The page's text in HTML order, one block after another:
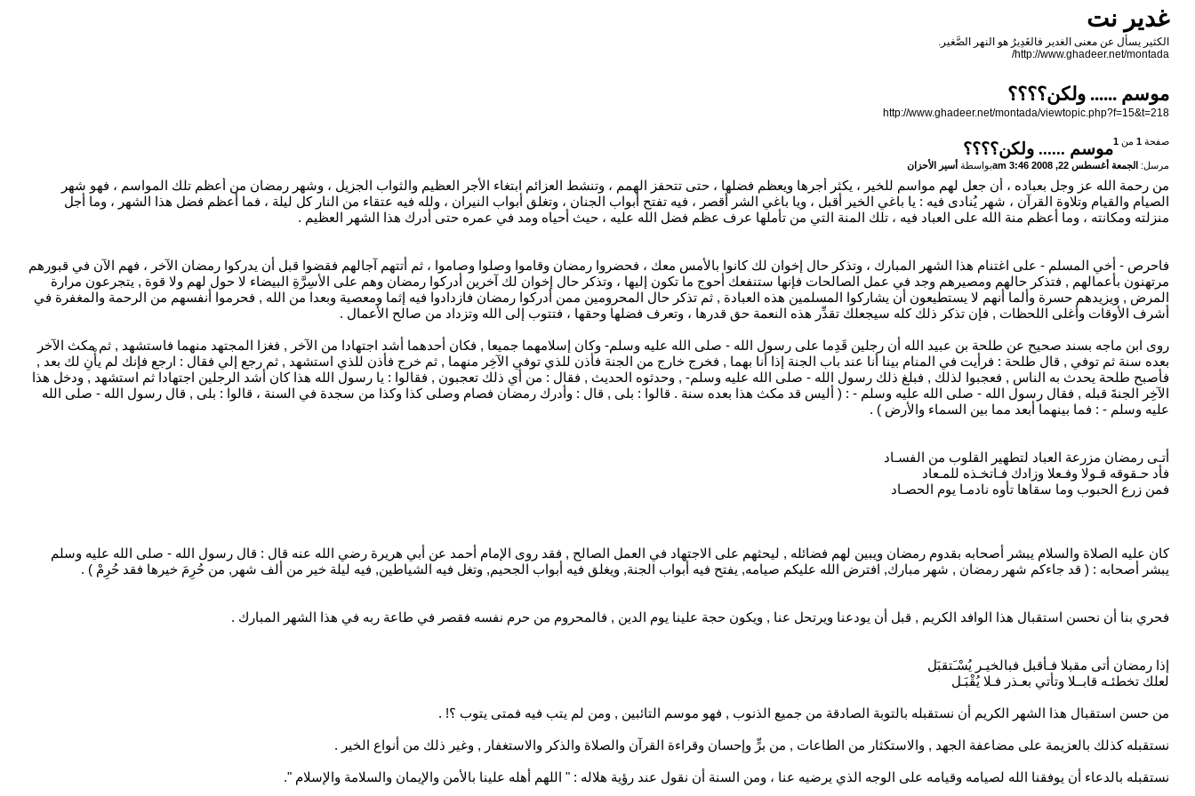
غدير نت
الكثير يسأل عن معنى الغدير فالغَدِيرُ هو النهر الصَّغير.
http://www.ghadeer.net/montada/
موسم ...... ولكن؟؟؟؟
http://www.ghadeer.net/montada/viewtopic.php?f=15&t=218
صفحة1 من1موسم ...... ولكن؟؟؟؟
مرسل:الجمعة أغسطس 22, 2008 3:46 am بواسطةأسير الأحزان
من رحمة الله عز وجل بعباده ، أن جعل لهم مواسم للخير ، يكثر أجرها ويعظم فضلها ، حتى تتحفز الهمم ، وتنشط العزائم ابتغاء الأجر العظيم والثواب الجزيل ، وشهر رمضان من أعظم تلك المواسم ، فهو شهر
الصيام والقيام وتلاوة القرآن ، شهر يُنادى فيه : يا باغي الخير أقبل ، ويا باغي الشر أقصر ، فيه تفتح أبواب الجنان ، وتغلق أبواب النيران ، ولله فيه عتقاء من النار كل ليلة ، فما أعظم فضل هذا الشهر ، وما أجل
منزلته ومكانته ، وما أعظم منة الله على العباد فيه ، تلك المنة التي من تأملها عرف عظم فضل الله عليه ، حيث أحياه ومد في عمره حتى أدرك هذا الشهر العظيم .
فاحرص - أخي المسلم - على اغتنام هذا الشهر المبارك ، وتذكر حال إخوان لك كانوا بالأمس معك ، فحضروا رمضان وقاموا وصلوا وصاموا ، ثم أتتهم آجالهم فقضوا قبل أن يدركوا رمضان الآخر ، فهم الآن في قبورهم
مرتهنون بأعمالهم , فتذكر حالهم ومصيرهم وجد في عمل الصالحات فإنها ستنفعك أحوج ما تكون إليها ، وتذكر حال إخوان لك آخرين أدركوا رمضان وهم على الأسِرَّةِ البيضاء لا حول لهم ولا قوة , يتجرعون مرارة
المرض , ويزيدهم حسرة وألما أنهم لا يستطيعون أن يشاركوا المسلمين هذه العبادة , ثم تذكر حال المحرومين ممن أدركوا رمضان فازدادوا فيه إثما ومعصية وبعدا من الله , فحرموا أنفسهم من الرحمة والمغفرة في
أشرف الأوقات وأغلى اللحظات , فإن تذكر ذلك كله سيجعلك تقدِّر هذه النعمة حق قدرها ، وتعرف فضلها وحقها ، فتتوب إلى الله وتزداد من صالح الأعمال .
روى ابن ماجه بسند صحيح عن طلحة بن عبيد الله أن رجلين قَدِما على رسول الله - صلى الله عليه وسلم- وكان إسلامهما جميعا , فكان أحدهما أشد اجتهادا من الآخر , فغزا المجتهد منهما فاستشهد , ثم مكث الآخر
بعده سنة ثم توفي , قال طلحة : فرأيت في المنام بينا أنا عند باب الجنة إذا أنا بهما , فخرج خارج من الجنة فأذن للذي توفي الآخِر منهما , ثم خرج فأذن للذي استشهد , ثم رجع إلي فقال : ارجع فإنك لم يأْنِ لك بعد ,
فأصبح طلحة يحدث به الناس , فعجبوا لذلك , فبلغ ذلك رسول الله - صلى الله عليه وسلم- , وحدثوه الحديث , فقال : من أي ذلك تعجبون , فقالوا : يا رسول الله هذا كان أشد الرجلين اجتهادا ثم استشهد , ودخل هذا
الآخِر الجنةَ قبله , فقال رسول الله - صلى الله عليه وسلم - : ( أليس قد مكث هذا بعده سنة . قالوا : بلى , قال : وأدرك رمضان فصام وصلى كذا وكذا من سجدة في السنة ، قالوا : بلى , قال رسول الله - صلى الله
عليه وسلم - : فما بينهما أبعد مما بين السماء والأرض ) .
أتـى رمضان مزرعة العباد لتطهير القلوب من الفسـاد
فأد حـقوقه قـولا وفـعلا وزادك فـاتخـذه للمـعاد
فمن زرع الحبوب وما سقاها تأوه نادمـا يوم الحصـاد
كان عليه الصلاة والسلام يبشر أصحابه بقدوم رمضان ويبين لهم فضائله , ليحثهم على الاجتهاد في العمل الصالح , فقد روى الإمام أحمد عن أبي هريرة رضي الله عنه قال : قال رسول الله - صلى الله عليه وسلم
يبشر أصحابه : ( قد جاءكم شهر رمضان , شهر مبارك, افترض الله عليكم صيامه, يفتح فيه أبواب الجنة, ويغلق فيه أبواب الجحيم, وتغل فيه الشياطين, فيه ليلة خير من ألف شهر, من حُرِمَ خيرها فقد حُرِمْ ) .
فحري بنا أن نحسن استقبال هذا الوافد الكريم , قبل أن يودعنا ويرتحل عنا , ويكون حجة علينا يوم الدين , فالمحروم من حرم نفسه فقصر في طاعة ربه في هذا الشهر المبارك .
إذا رمضان أتى مقبلا فـأقبل فبالخيـر يُسْـَتقبَل
لعلك تخطئـه قابــلا وتأتي بعـذر فـلا يُقْبَـل
من حسن استقبال هذا الشهر الكريم أن نستقبله بالتوبة الصادقة من جميع الذنوب , فهو موسم التائبين , ومن لم يتب فيه فمتى يتوب ؟! .
نستقبله كذلك بالعزيمة على مضاعفة الجهد , والاستكثار من الطاعات , من برٍّ وإحسان وقراءة القرآن والصلاة والذكر والاستغفار , وغير ذلك من أنواع الخير .
نستقبله بالدعاء أن يوفقنا الله لصيامه وقيامه على الوجه الذي يرضيه عنا ، ومن السنة أن نقول عند رؤية هلاله : " اللهم أهله علينا بالأمن والإيمان والسلامة والإسلام ".